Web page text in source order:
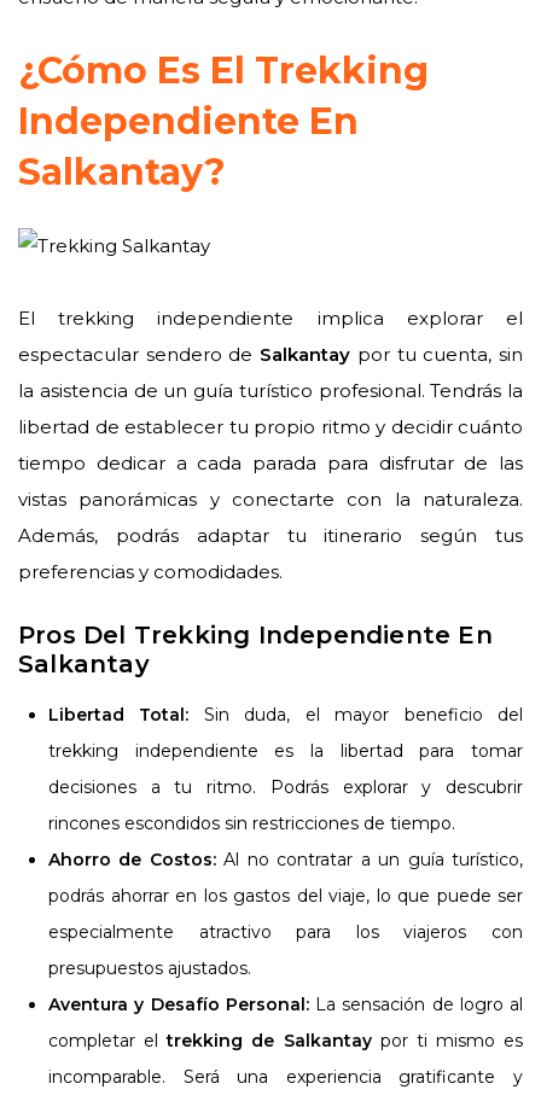
¿Cómo Es El Trekking
Independiente En
Salkantay?
El trekking independiente implica explorar el
espectacular sendero de Salkantay por tu cuenta, sin
la asistencia de un guía turístico profesional. Tendrás la
libertad de establecer tu propio ritmo y decidir cuánto
tiempo dedicar a cada parada para disfrutar de las
vistas panorámicas y conectarte con la naturaleza.
Además, podrás adaptar tu itinerario según tus
preferencias y comodidades.
Pros Del Trekking Independiente En
Salkantay
Libertad Total: Sin duda, el mayor beneficio del
trekking independiente es la libertad para tomar
decisiones a tu ritmo. Podrás explorar y descubrir
rincones escondidos sin restricciones de tiempo.
Ahorro de Costos:Al no contratar a un guía turístico,
podrás ahorrar en los gastos del viaje, lo que puede ser
especialmente atractivo para los viajeros con
presupuestos ajustados.
Aventura y Desafío Personal:La sensación de logro al
completar eltrekking de Salkantaypor ti mismo es
incomparable. Será una experiencia gratificante y